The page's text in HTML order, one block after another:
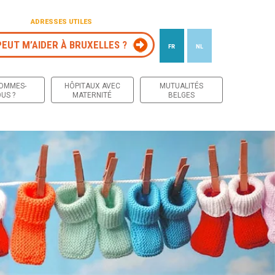
ADRESSES UTILES
M’AIDER À BRUXELLES ? FR NL
?
HÔPITAUX AVEC
MATERNITÉ
MUTUALITÉS
BELGES